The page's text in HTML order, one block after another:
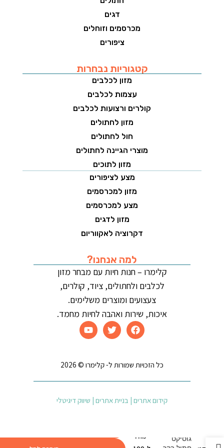
דגים
מכרסמים וזוחלים
ציפורים
קטגוריות נבחרות
מזון לכלבים
עצמות לכלבים
קולרים ורצועות לכלבים
מזון לחתולים
חול לחתולים
מוצרי הגיינה לחתולים
מזון לתוכים
מצע לציפורים
מזון למכרסמים
מצע למכרסמים
מזון לדגים
דקרוציה לאקווריום
למה אנחנו?
קלימרו – חנות חיות עם מבחר מזון
לכלבים ולחתולים, ציוד, קולרים,
צעצועים ומוצרים משלימים.
איכות, שירות ואהבה לחיות מחמד.
כל הזכויות שמורות ל- קלימרו © 2026
קידום אתרים | בניית אתרים | שיווק דיגיטלי
גוסיקט
מחיר